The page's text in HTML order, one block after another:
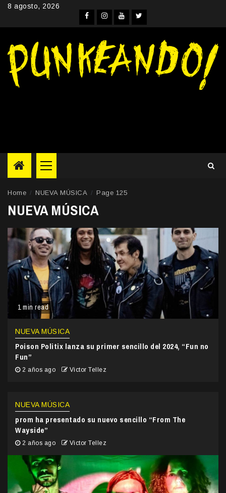
Skip8 agosto, 2026
Facebook
Instagram
YouTube
Twitter
Primary
Menu
Home NUEVA MÚSICA Page 125
NUEVA MÚSICA
1 min read
NUEVA MÚSICA
Poison Politix lanza su primer sencillo del 2024, “Fun no
Fun”
2 años ago Victor Tellez
NUEVA MÚSICA
prom ha presentado su nuevo sencillo “From The
Wayside”
2 años ago Victor Tellez